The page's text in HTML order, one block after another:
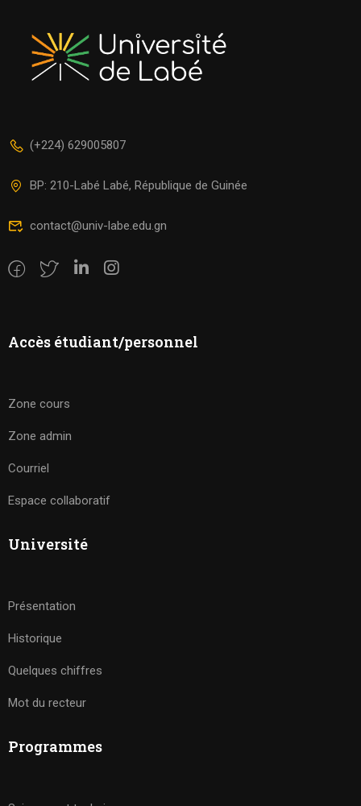
(+224) 629005807
BP: 210-Labé Labé, République de Guinée
contact@univ-labe.edu.gn
Accès étudiant/personnel
Zone cours
Zone admin
Courriel
Espace collaboratif
Université
Présentation
Historique
Quelques chiffres
Mot du recteur
Programmes